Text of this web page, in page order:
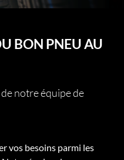
BON PNEU AU
notre équipe de
vos besoins parmi les